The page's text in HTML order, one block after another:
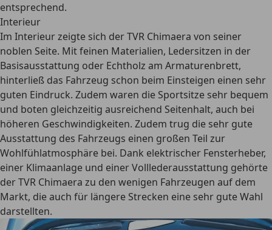
entsprechend.
Interieur
Im Interieur zeigte sich der TVR Chimaera von seiner
noblen Seite. Mitfeinen Materialien, Ledersitzen in der
Basisausstattung oder Echtholz am Armaturenbrett,
hinterließ das Fahrzeug schon beim Einsteigen einen sehr
guten Eindruck. Zudem waren die Sportsitze sehr bequem
und boten gleichzeitig ausreichend Seitenhalt, auch bei
höheren Geschwindigkeiten. Zudem trug die sehr gute
Ausstattung des Fahrzeugs einen großen Teil zur
Wohlfühlatmosphäre bei. Dank elektrischer Fensterheber,
einer Klimaanlage und einer Volllederausstattung gehörte
der TVR Chimaera zu den wenigen Fahrzeugen auf dem
Markt, die auch für längere Strecken eine sehr gute Wahl
darstellten.